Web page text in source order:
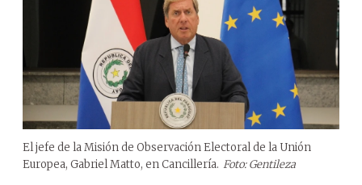
El jefe de la Misión de Observación Electoral de la Unión
Europea, Gabriel Matto, en Cancillería. Foto: Gentileza